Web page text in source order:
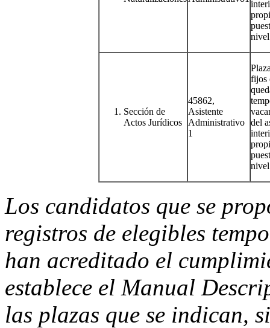
Sección de
Actos Jurídicos
45862,
Asistente
Administrativo
1
fijos
del
Los candidatos que se
registros de elegibles
han acreditado el
establece el Manual
las plazas que se indican,